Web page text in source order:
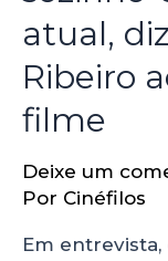
atual,
Ribeiro
filme
Deixe um
Por Cinéfilos
Em